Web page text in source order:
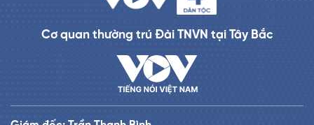
Cơ quan thường trú Đài TNVN tại Tây Bắc